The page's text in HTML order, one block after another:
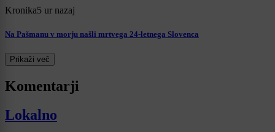
Kronika5 ur nazaj
Na Pašmanu v morju našli mrtvega 24-letnega Slovenca
Prikaži več
Komentarji
Lokalno